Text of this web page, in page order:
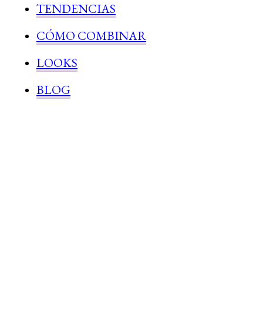
TENDENCIAS
CÓMO COMBINAR
LOOKS
BLOG